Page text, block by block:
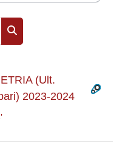
Cerca corsi
(Ult.
2023-2024